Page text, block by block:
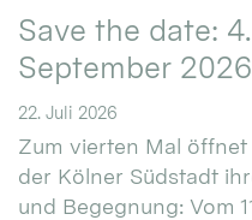
Save the date:
September 2026
22. Juli 2026
Zum vierten Mal öffnet
der Kölner Südstadt
und Begegnung: Vom